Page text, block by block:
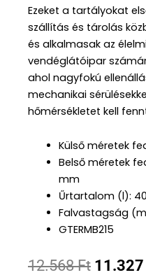
Ezeket a tartályokat
szállítás és tárolás
és alkalmasak az
vendéglátóipar
ahol nagyfokú
mechanikai
hőmérsékletet kell
Külső méretek
Belső méretek
mm
Űrtartalom (l):
Falvastagság
GTERMB215
12.568Ft Original
11.327